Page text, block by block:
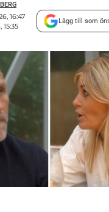
16:47
15:35
Lägg till som